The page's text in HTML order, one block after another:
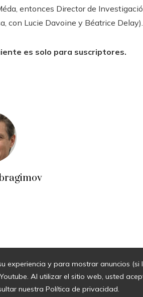
y para mostrar anuncios
Al utilizar el sitio web, usted
nuestra Política de privacidad.
entonces Director de
con Lucie Davoine y Béatrice Delay).
es solo para suscriptores.
© 2026 Todos los derechos